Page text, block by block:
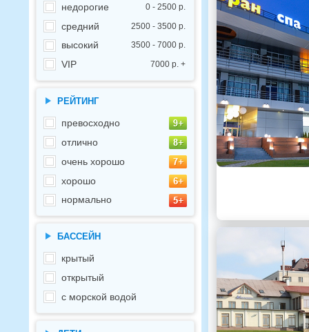
недорогие 0 - 2500 р.
средний 2500 - 3500 р.
высокий 3500 - 7000 р.
VIP 7000 р. +
РЕЙТИНГ
превосходно
отлично
очень хорошо
хорошо
нормально
БАССЕЙН
крытый
открытый
с морской водой